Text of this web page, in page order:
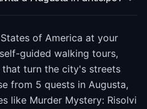
of America at your
guided walking tours,
turn the city's streets
from 5 quests in Augusta,
like Murder Mystery: Risolvi